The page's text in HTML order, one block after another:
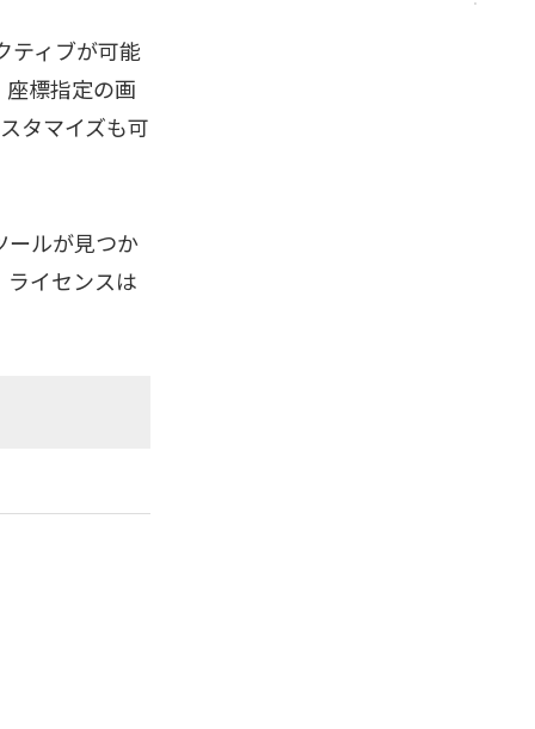
ティブが可能
標指定の画
タマイズも可
ールが見つか
イセンスは